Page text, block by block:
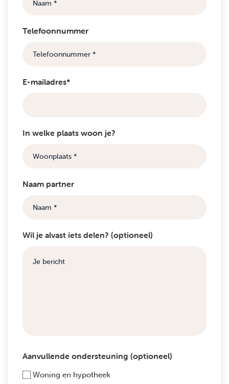
Telefoonnummer
E-mailadres*
In welke plaats woon je?
Naam partner
Wil je alvast iets delen? (optioneel)
Aanvullende ondersteuning (optioneel)
Woning en hypotheek